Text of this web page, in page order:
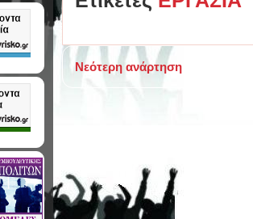
Νεότερη ανάρτηση